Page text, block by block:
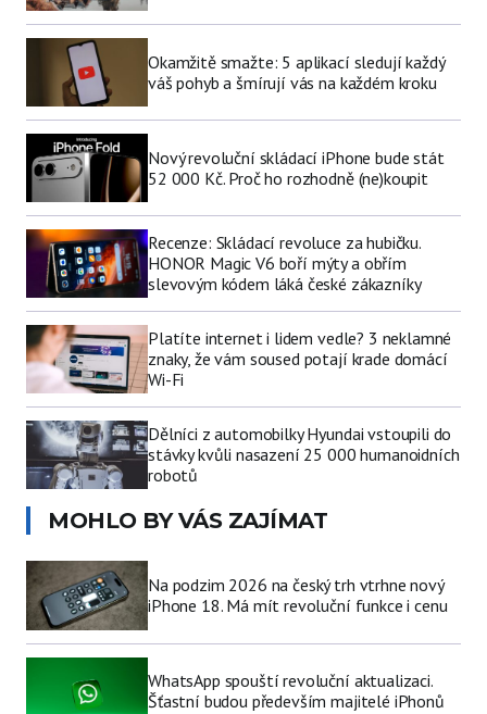
Okamžitě smažte: 5 aplikací sledují každý
váš pohyb a šmírují vás na každém kroku
Nový revoluční skládací iPhone bude stát
52 000 Kč. Proč ho rozhodně (ne)koupit
Recenze: Skládací revoluce za hubičku.
HONOR Magic V6 boří mýty a obřím
slevovým kódem láká české zákazníky
Platíte internet i lidem vedle? 3 neklamné
znaky, že vám soused potají krade domácí
Wi-Fi
Dělníci z automobilky Hyundai vstoupili do
stávky kvůli nasazení 25 000 humanoidních
robotů
MOHLO BY VÁS ZAJÍMAT
Na podzim 2026 na český trh vtrhne nový
iPhone 18. Má mít revoluční funkce i cenu
WhatsApp spouští revoluční aktualizaci.
Šťastní budou především majitelé iPhonů